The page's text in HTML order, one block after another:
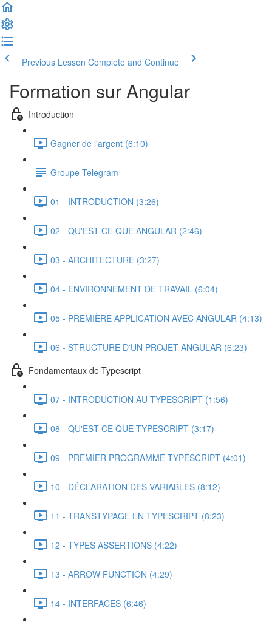
Previous Lesson Complete and Continue
Formation sur Angular
Introduction
Gagner de l'argent (6:10)
Groupe Telegram
01 - INTRODUCTION (3:26)
02 - QU'EST CE QUE ANGULAR (2:46)
03 - ARCHITECTURE (3:27)
04 - ENVIRONNEMENT DE TRAVAIL (6:04)
05 - PREMIÈRE APPLICATION AVEC ANGULAR (4:13)
06 - STRUCTURE D'UN PROJET ANGULAR (6:23)
Fondamentaux de Typescript
07 - INTRODUCTION AU TYPESCRIPT (1:56)
08 - QU'EST CE QUE TYPESCRIPT (3:17)
09 - PREMIER PROGRAMME TYPESCRIPT (4:01)
10 - DÉCLARATION DES VARIABLES (8:12)
11 - TRANSTYPAGE EN TYPESCRIPT (8:23)
12 - TYPES ASSERTIONS (4:22)
13 - ARROW FUNCTION (4:29)
14 - INTERFACES (6:46)